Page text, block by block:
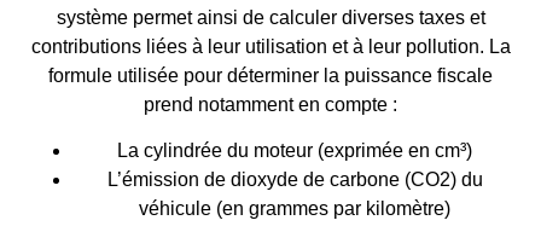
système permet ainsi de calculer diverses taxes et
contributions liées à leur utilisation et à leur pollution. La
formule utilisée pour déterminer la puissance fiscale
prend notamment en compte :
La cylindrée du moteur (exprimée en cm³)
L’émission de dioxyde de carbone (CO2) du
véhicule (en grammes par kilomètre)